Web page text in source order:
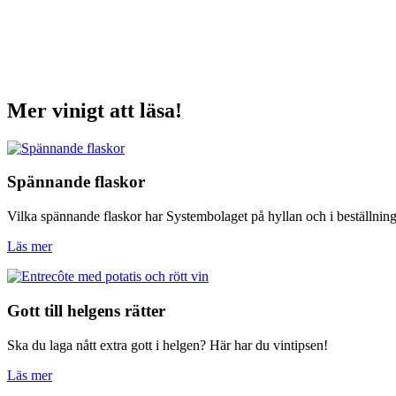
Mer vinigt att läsa!
Spännande flaskor
Vilka spännande flaskor har Systembolaget på hyllan och i
Läs mer
Gott till helgens rätter
Ska du laga nått extra gott i helgen? Här har du vintipsen!
Läs mer